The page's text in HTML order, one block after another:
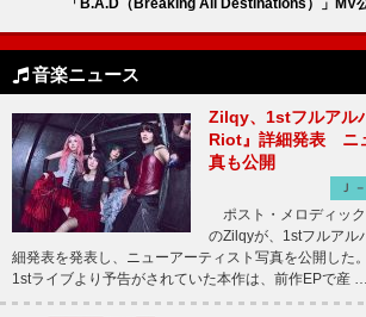
音楽ニュース
Zilqy、1stフルアル
Riot』詳細発表 ニ
真も公開
Ｊ
ポスト・メロディッ
のZilqyが、1stフルアル
細発表を発表し、ニューアーティスト写真を公開し
1stライブより予告がされていた本作は、前作EPで産 …